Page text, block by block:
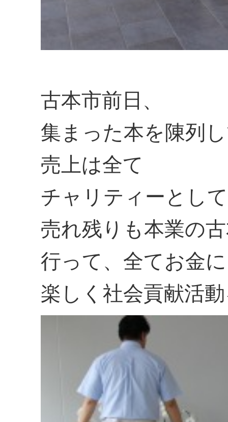
古本市前日、
集まった本を陳列
売上は全て
チャリティーとし
売れ残りも本業の
行って、全てお金
楽しく社会貢献活